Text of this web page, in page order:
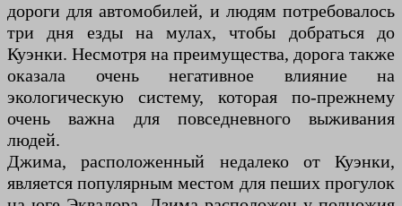
дороги для автомобилей, и людям потребовалось
три дня езды на мулах, чтобы добраться до
Куэнки. Несмотря на преимущества, дорога также
оказала очень негативное влияние на
экологическую систему, которая по-прежнему
очень важна для повседневного выживания
людей.
Джима, расположенный недалеко от Куэнки,
является популярным местом для пеших прогулок